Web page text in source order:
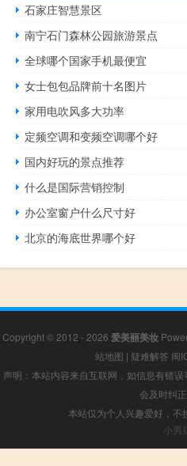
石家庄智慧景区
南宁石门森林公园旅游景点
全球哪个国家手机最便宜
女士包包品牌前十名图片
家用电吹风多大功率
定频空调和变频空调哪个好
国内好玩的景点推荐
什么是国际营销控制
办公室窗户什么尺寸好
北京的海底世界哪个好
Copyright © 2012 - 2026 爱美丽美妆
站地图 | 疑难解答 闽
声明：本站内容来自互联网，如信息有错
会及时纠
本站仅为个人兴趣爱好，不
小男